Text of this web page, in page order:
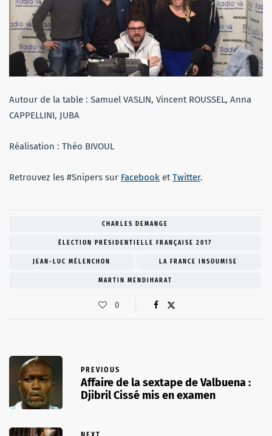
Autour de la table : Samuel VASLIN, Vincent ROUSSEL, Anna
CAPPELLINI, JUBA
Réalisation : Théo BIVOUL
Retrouvez les #Snipers sur Facebook etTwitter.
CHARLES DEMANGE
ÉLECTION PRÉSIDENTIELLE FRANÇAISE 2017
JEAN-LUC MÉLENCHON LA FRANCE INSOUMISE
MARTIN MENDIHARAT
0
PREVIOUS
Affaire de la sextape de Valbuena :
Djibril Cissé mis en examen